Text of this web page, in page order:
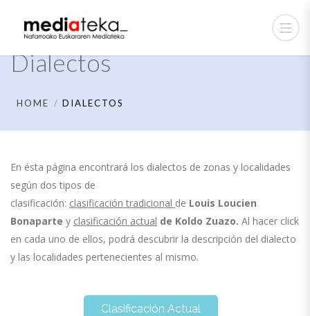
Dialectos
HOME DIALECTOS
En ésta página encontrará los dialectos de zonas y localidades
según dos tipos de
clasificación: clasificación tradicional de Louis Loucien
Bonaparte y clasificación actual de Koldo Zuazo. Al hacer click
en cada uno de ellos, podrá descubrir la descripción del dialecto
y las localidades pertenecientes al mismo.
Clasificación Actual